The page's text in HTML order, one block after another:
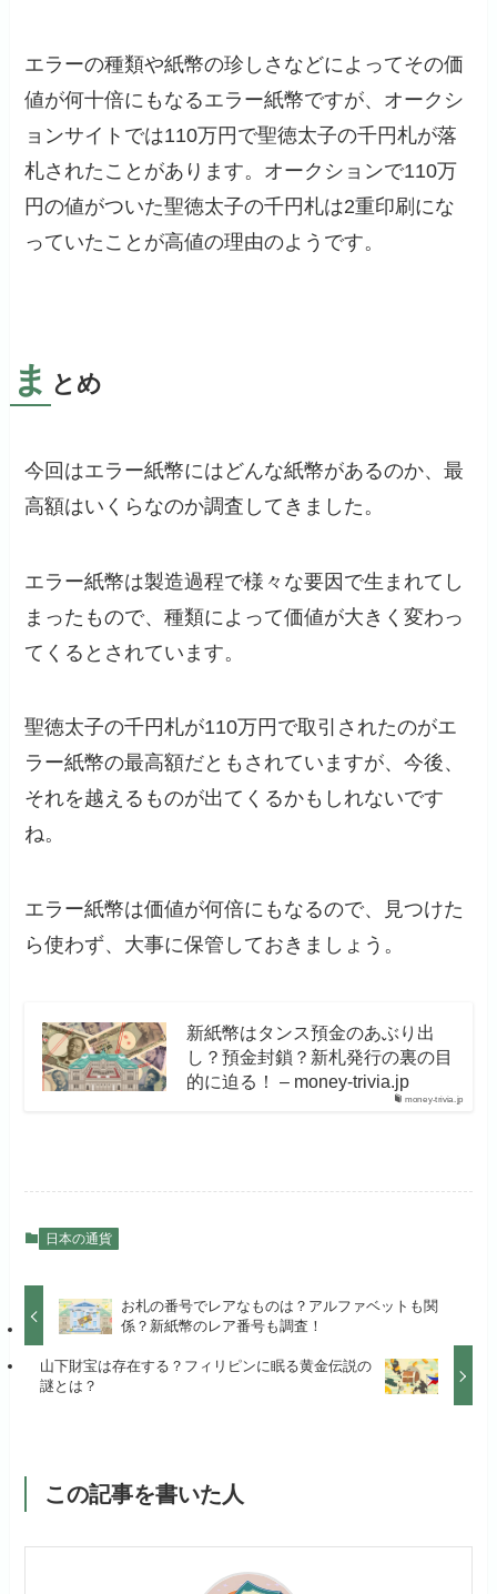
エラーの種類や紙幣の珍しさなどによってその価
値が何十倍にもなるエラー紙幣ですが、オークシ
ョンサイトでは110万円で聖徳太子の千円札が落
札されたことがあります。オークションで110万
円の値がついた聖徳太子の千円札は2重印刷にな
っていたことが高値の理由のようです。
ま とめ
今回はエラー紙幣にはどんな紙幣があるのか、最
高額はいくらなのか調査してきました。
エラー紙幣は製造過程で様々な要因で生まれてし
まったもので、種類によって価値が大きく変わっ
てくるとされています。
聖徳太子の千円札が110万円で取引されたのがエ
ラー紙幣の最高額だともされていますが、今後、
それを越えるものが出てくるかもしれないです
ね。
エラー紙幣は価値が何倍にもなるので、見つけた
ら使わず、大事に保管しておきましょう。
money-trivia.jp
新紙幣はタンス預金のあぶり出
し？預金封鎖？新札発行の裏の目
的に迫る！ – money-trivia.jp
日本の通貨
お札の番号でレアなものは？アルファベットも関
係？新紙幣のレア番号も調査！
山下財宝は存在する？フィリピンに眠る黄金伝説の
謎とは？
この記事を書いた人